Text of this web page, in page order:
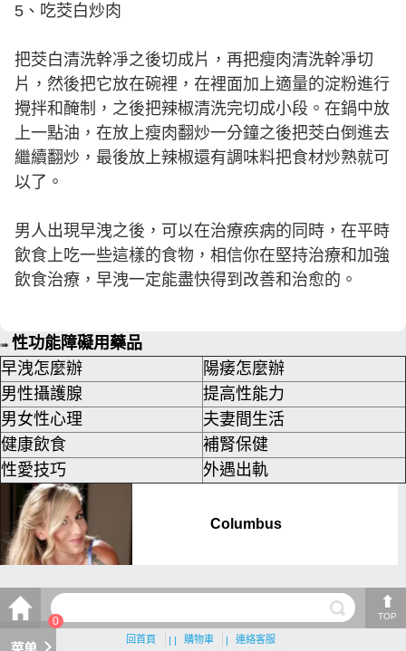
5、吃茭白炒肉
把茭白清洗幹凈之後切成片，再把瘦肉清洗幹凈切
片，然後把它放在碗裡，在裡面加上適量的淀粉進行
攪拌和醃制，之後把辣椒清洗完切成小段。在鍋中放
上一點油，在放上瘦肉翻炒一分鐘之後把茭白倒進去
繼續翻炒，最後放上辣椒還有調味料把食材炒熟就可
以了。
男人出現早洩之後，可以在治療疾病的同時，在平時
飲食上吃一些這樣的食物，相信你在堅持治療和加強
飲食治療，早洩一定能盡快得到改善和治愈的。
➠ 性功能障礙用藥品
早洩怎麼辦
陽痿怎麼辦
男性攝護腺
提高性能力
男女性心理
夫妻間生活
健康飲食
補腎保健
性愛技巧
外遇出軌
TOP
回首頁 | | 購物車 | 連絡客服
0